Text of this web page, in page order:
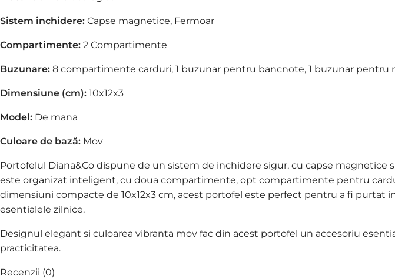
Sistem inchidere: Capse magnetice, Fermoar
Compartimente: 2 Compartimente
Buzunare: 8 compartimente carduri, 1 buzunar pentru bancnote, 1 buzunar pentru
Dimensiune (cm): 10x12x3
Model: De mana
Culoare de bază: Mov
Portofelul Diana&Co dispune de un sistem de inchidere sigur, cu capse magnetice
este organizat inteligent, cu doua compartimente, opt compartimente pentru
dimensiuni compacte de 10x12x3 cm, acest portofel este perfect pentru a fi purtat
esentialele zilnice.
Designul elegant si culoarea vibranta mov fac din acest portofel un accesoriu
practicitatea.
Recenzii (0)